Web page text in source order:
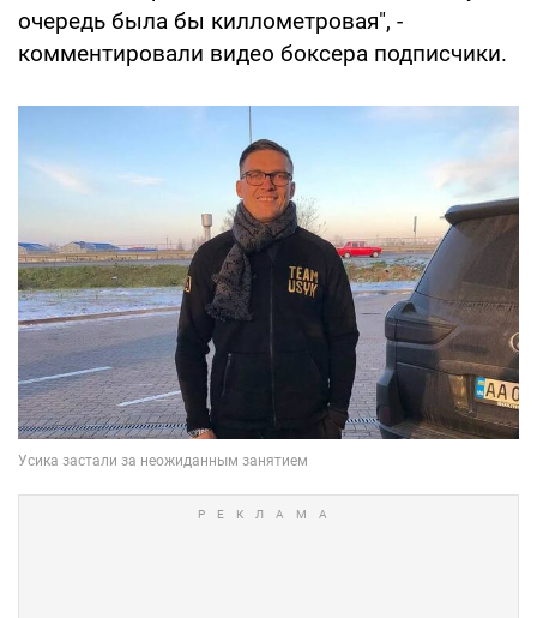
очередь была бы киллометровая", -
комментировали видео боксера подписчики.